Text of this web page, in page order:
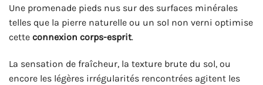
Une promenade pieds nus sur des surfaces minérales
telles que la pierre naturelle ou un sol non verni optimise
cette connexion corps-esprit.
La sensation de fraîcheur, la texture brute du sol, ou
encore les légères irrégularités rencontrées agitent les